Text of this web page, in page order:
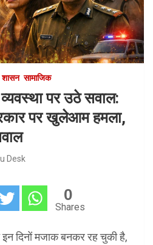
शासन सामाजिक
पर उठे सवाल:
पर खुलेआम हमला,
Desk
0
Shares
दिनों मजाक बनकर रह चुकी है,